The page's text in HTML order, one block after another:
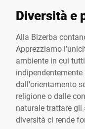
Diversità e
Alla Bizerba
Apprezziamo
ambiente in cui
dall'orientamento
religione o dalle
naturale trattare
diversità ci rende